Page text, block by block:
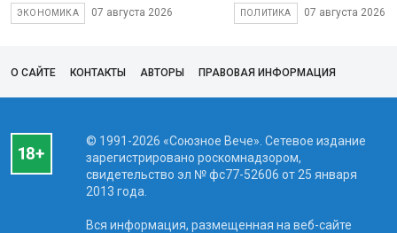
ЭКОНОМИКА 07 августа 2026 ПОЛИТИКА 07 августа 2026
О САЙТЕ КОНТАКТЫ АВТОРЫ ПРАВОВАЯ ИНФОРМАЦИЯ
© 1991-2026 «Союзное Вече». Сетевое издание
зарегистрировано роскомнадзором,
свидетельство эл № фc77-52606 от 25 января
2013 года.
Вся информация, размещенная на веб-сайте